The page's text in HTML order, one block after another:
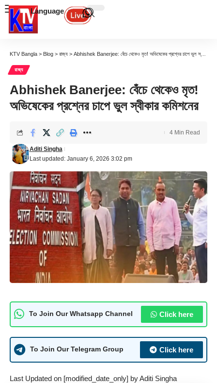
Language
KTV Bangla > Blog > রাজ্য > Abhishek Banerjee: বেঁচে থেকেও মৃত! অভিষেকের প্রশ্নের চাপে ভুল স্বীকার কমিশনের
রাজ্য
Abhishek Banerjee: বেঁচে থেকেও মৃত!
অভিষেকের প্রশ্নের চাপে ভুল স্বীকার কমিশনের
Last updated: January 6, 2026 3:02 pm
Aditi Singha
4 Min Read
To Join Our Whatsapp Channel Click here
To Join Our Telegram Group Click here
Last Updated on [modified_date_only] byAditi Singha